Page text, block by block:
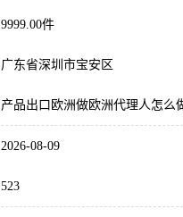
9999.00件
广东省深圳市宝安区
产品出口欧洲做欧洲代理人怎么
2026-08-09
523